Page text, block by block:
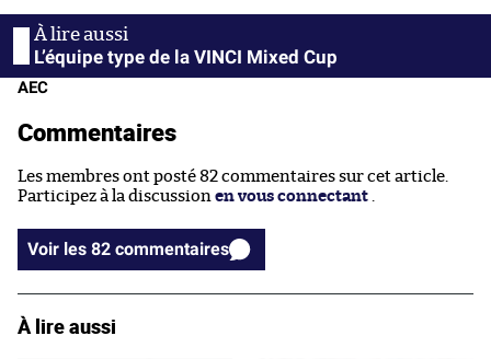
L’équipe type de la VINCI Mixed Cup
AEC
Commentaires
Les membres ont posté 82 commentaires sur cet article.
Participez à la discussion en vous connectant
Voir les 82 commentaires
À lire aussi